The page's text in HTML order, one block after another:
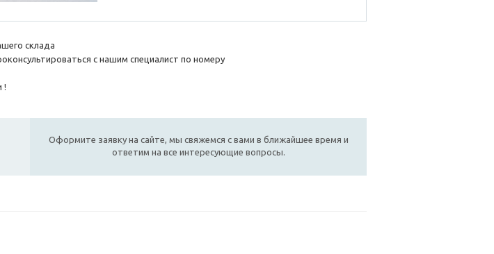
склада
с нашим специалист по номеру
!
Оформите заявку на сайте, мы свяжемся с вами в ближайшее время и
ответим на все интересующие вопросы.